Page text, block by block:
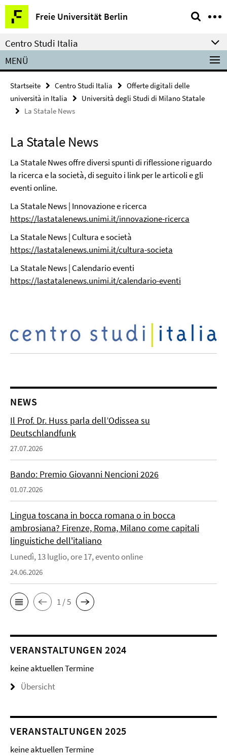
Springe
direkt
zu
Inhalt
Freie Universität Berlin
Service-
Navigation
Centro Studi Italia
MENÜ
Startseite Centro Studi Italia
Offerte digitali delle
università in Italia
Università degli Studi di Milano Statale
La Statale News
La Statale News
La Statale Nwes offre diversi spunti di riflessione riguardo
la ricerca e la società, di seguito i link per le articoli e gli
eventi online.
La Statale News | Innovazione e ricerca
https://lastatalenews.unimi.it/innovazione-ricerca
La Statale News | Cultura e società
https://lastatalenews.unimi.it/cultura-societa
La Statale News | Calendario eventi
https://lastatalenews.unimi.it/calendario-eventi
NEWS
Il Prof. Dr. Huss parla dell’Odissea su
Deutschlandfunk
27.07.2026
Bando: Premio Giovanni Nencioni 2026
01.07.2026
Lingua toscana in bocca romana o in bocca
ambrosiana? Firenze, Roma, Milano come capitali
linguistiche dell'italiano
Lunedì, 13 luglio, ore 17, evento online
24.06.2026
1 / 5
VERANSTALTUNGEN 2024
keine aktuellen Termine
Übersicht
VERANSTALTUNGEN 2025
keine aktuellen Termine